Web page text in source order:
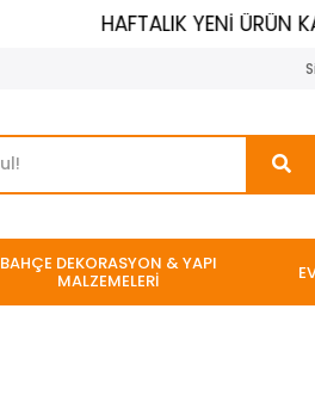
HAFTALIK YENİ ÜRÜN
BAHÇE DEKORASYON & YAPI
MALZEMELERİ